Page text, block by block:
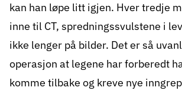
kan han løpe litt igjen. Hver tredje
inne til CT, spredningssvulstene i
ikke lenger på bilder. Det er så
operasjon at legene har forberedt
komme tilbake og kreve nye